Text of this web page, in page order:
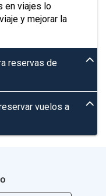
en viajes lo
y mejorar la
reservas de
vuelos a